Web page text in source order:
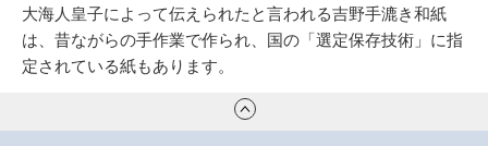
大海人皇子によって伝えられたと言われる吉野手漉き和紙
は、昔ながらの手作業で作られ、国の「選定保存技術」に指
定されている紙もあります。